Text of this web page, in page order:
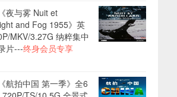
夜与雾 Nuit et
and Fog 1955》英
MKV/3.27G 纳粹集中
片---终身会员专享
航拍中国 第一季》全6